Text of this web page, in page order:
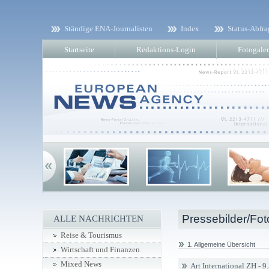
Ständige ENA-Journalisten Index Status-
Startseite Redaktions-Login
Pressebilder/
1. Allgemeine Übersicht
Art International ZH -
ALLE NACHRICHTEN
Reise & Tourismus
Wirtschaft und Finanzen
Mixed News